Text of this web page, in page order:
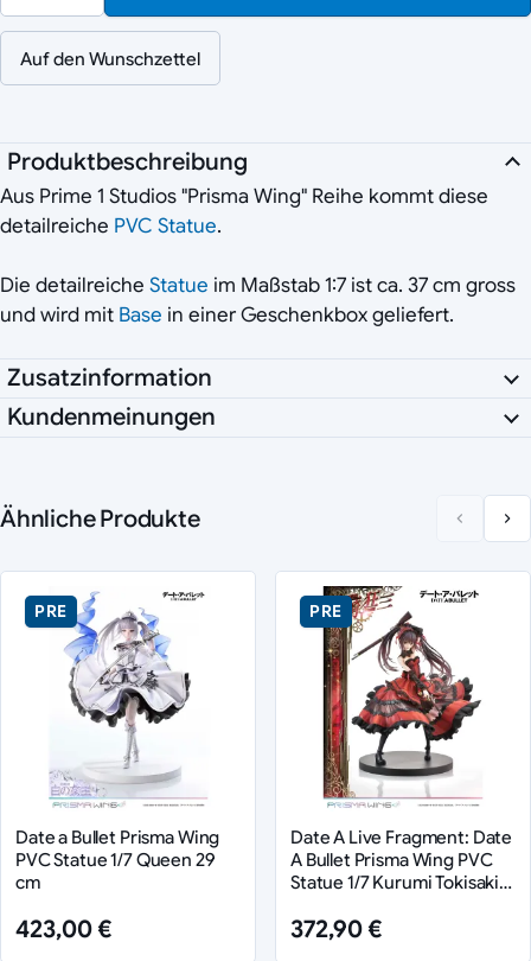
Auf den Wunschzettel
Produktbeschreibung
Aus Prime 1 Studios "Prisma Wing" Reihe kommt diese
detailreiche PVC Statue.
Die detailreiche Statue im Maßstab 1:7 ist ca. 37 cm gross
und wird mit Base in einer Geschenkbox geliefert.
Zusatzinformation
Kundenmeinungen
Ähnliche Produkte
PRE
Date a Bullet Prisma Wing
PVC Statue 1/7 Queen 29
cm
423,00 €
PRE
Date A Live Fragment: Date
A Bullet Prisma Wing PVC
Statue 1/7 Kurumi Tokisaki
372,90 €